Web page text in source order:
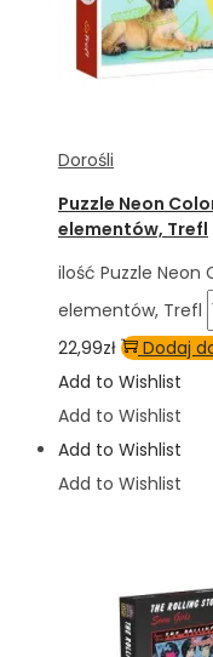
Dorośli
Puzzle Neon
elementów, Trefl
ilość Puzzle Neon
elementów, Trefl
22,99zł
Dodaj
Add to Wishlist
Add to Wishlist
Add to Wishlist
Add to Wishlist